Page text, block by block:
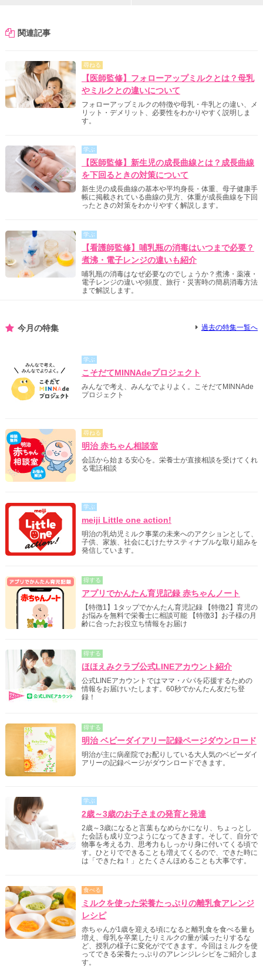
関連記事
尋ねる
【医師監修】フォローアップミルクとは？母乳
やミルクとの違いについて
フォローアップミルクの特徴や母乳・牛乳との違い、メ
リット・デメリット、必要性をわかりやすく説明しま
す。
学ぶ
【医師監修】新生児の成長曲線とは？成長曲線
を下回るときの対策について
新生児の成長曲線の基本や平均身長・体重、母子健康手
帳に掲載されている曲線の見方、体重が成長曲線を下回
ったときの対策をわかりやすく解説します。
学ぶ
【看護師監修】哺乳瓶の消毒はいつまで必要？
煮沸・電子レンジの違いも紹介
哺乳瓶の消毒はなぜ必要なのでしょうか？煮沸・薬液・
電子レンジの違いや頻度、旅行・災害時の簡易消毒方法
まで解説します。
今月の特集 過去の特集一覧へ
学ぶ
こそだてMINNAdeプロジェクト
みんなで考え、みんなでよりよく。こそだてMINNAde
プロジェクト
尋ねる
明治 赤ちゃん相談室
会話から始まる安心を。栄養士が直接相談を受けてくれ
る電話相談
学ぶ
meiji Little one action!
明治の乳幼児ミルク事業の未来へのアクションとして、
子供、家族、社会にむけたサスティナブルな取り組みを
発信しています。
得する
アプリでかんたん育児記録 赤ちゃんノート
【特徴1】1タップでかんたん育児記録 【特徴2】育児の
お悩みを無料で栄養士に相談可能 【特徴3】お子様の月
齢に合ったお役立ち情報をお届け
得する
ほほえみクラブ公式LINEアカウント紹介
公式LINEアカウントではママ・パパを応援するための
情報をお届けいたします。60秒でかんたん友だち登
録！
得する
明治 ベビーダイアリー記録ページダウンロード
明治が主に病産院でお配りしている大人気のベビーダイ
アリーの記録ページがダウンロードできます。
学ぶ
2歳～3歳のお子さまの発育と発達
2歳～3歳になると言葉もなめらかになり、ちょっとし
た会話も成り立つようになってきます。そして、自分で
物事を考える力、思考力もしっかり身に付いてくる頃で
す。ひとりでできることも増えてくるので、できた時に
は「できたね！」とたくさんほめることも大事です。
食べる
ミルクを使った栄養たっぷりの離乳食アレンジ
レシピ
赤ちゃんが1歳を迎える頃になると離乳食を食べる量も
増え、母乳を卒業したりミルクの量が減ったりするな
ど、授乳の様子に変化がでてきます。今回はミルクを使
ってできる栄養たっぷりのアレンジレシピをご紹介しま
す。